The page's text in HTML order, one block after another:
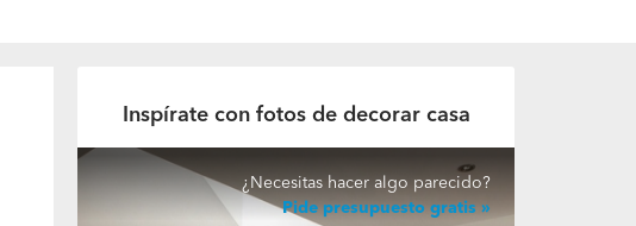
Inspírate con fotos de decorar casa
¿Necesitas hacer algo parecido?
Pide presupuesto gratis